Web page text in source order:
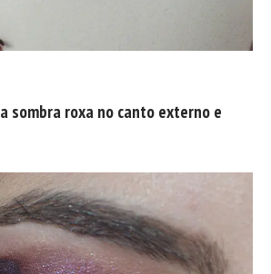
sombra roxa no canto externo e